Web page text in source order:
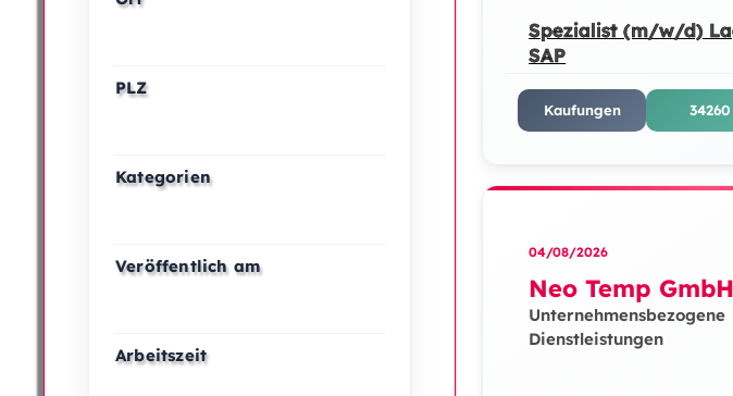
PLZ
Kategorien
Veröffentlich am
Arbeitszeit
Spezialist (m/w/d)
SAP
Kaufungen 34260
04/08/2026
Neo Temp GmbH
Unternehmensbezogene
Dienstleistungen